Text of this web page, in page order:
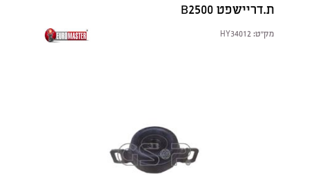
ת.דריישפט B2500
מק"ט: HY34012